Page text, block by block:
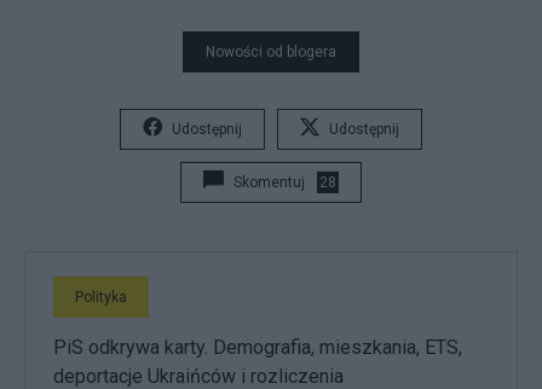
Nowości od blogera
Udostępnij Udostępnij
Skomentuj 28
Polityka
PiS odkrywa karty. Demografia, mieszkania, ETS,
deportacje Ukraińców i rozliczenia